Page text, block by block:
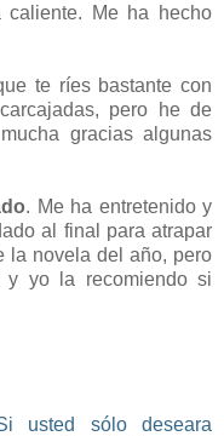
caliente. Me ha hecho
te ríes bastante con
pero he de
gracias algunas
. Me ha entretenido y
al final para atrapar
la novela del año, pero
y yo la recomiendo si
usted sólo deseara